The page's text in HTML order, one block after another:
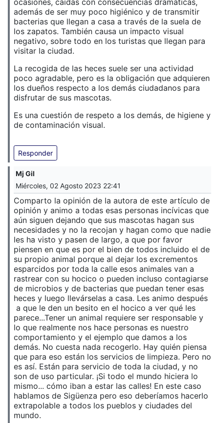
ocasiones, caídas con consecuencias dramáticas,
además de ser muy poco higiénico y de transmitir
bacterias que llegan a casa a través de la suela de
los zapatos. También causa un impacto visual
negativo, sobre todo en los turistas que llegan para
visitar la ciudad.
La recogida de las heces suele ser una actividad
poco agradable, pero es la obligación que adquieren
los dueños respecto a los demás ciudadanos para
disfrutar de sus mascotas.
Es una cuestión de respeto a los demás, de higiene y
de contaminación visual.
Responder
Mj Gil
Miércoles, 02 Agosto 2023 22:41
Comparto la opinión de la autora de este artículo de
opinión y animo a todas esas personas incívicas que
aún siguen dejando que sus mascotas hagan sus
necesidades y no la recojan y hagan como que nadie
les ha visto y pasen de largo, a que por favor
piensen en que es por el bien de todos incluido el de
su propio animal porque al dejar los excrementos
esparcidos por toda la calle esos animales van a
rastrear con su hocico o pueden incluso contagiarse
de microbios y de bacterias que puedan tener esas
heces y luego llevárselas a casa. Les animo después
a que le den un besito en el hocico a ver qué les
parece...Tener un animal requiere ser responsable y
lo que realmente nos hace personas es nuestro
comportamiento y el ejemplo que damos a los
demás. No cuesta nada recogerlo. Hay quién piensa
que para eso están los servicios de limpieza. Pero no
es así. Están para servicio de toda la ciudad, y no
son de uso particular. ¡Si todo el mundo hiciera lo
mismo... cómo iban a estar las calles! En este caso
hablamos de Sigüenza pero eso deberíamos hacerlo
extrapolable a todos los pueblos y ciudades del
mundo.